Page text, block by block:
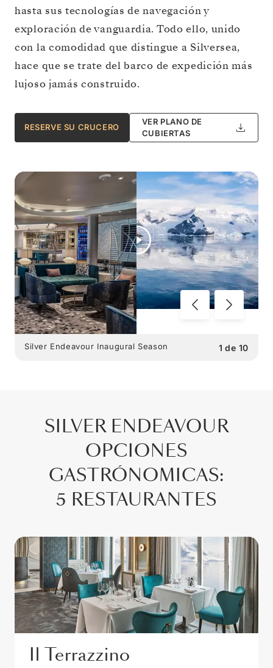
hasta sus tecnologías de navegación y
exploración de vanguardia. Todo ello, unido
con la comodidad que distingue a Silversea,
hace que se trate del barco de expedición más
lujoso jamás construido.
RESERVE SU CRUCERO
VER PLANO DE
CUBIERTAS
1 de 10
Silver Endeavour Inaugural Season
SILVER ENDEAVOUR
OPCIONES
GASTRÓNOMICAS:
5 RESTAURANTES
Il Terrazzino